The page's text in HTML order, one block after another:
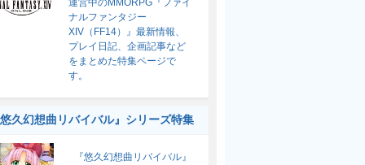
運営中のMMORPG『ファイ
ナルファンタジー
XIV（FF14）』最新情報、
プレイ日記、企画記事など
をまとめた特集ページで
す。
久幻想曲リバイバル』シリーズ特集
『悠久幻想曲リバイバル』